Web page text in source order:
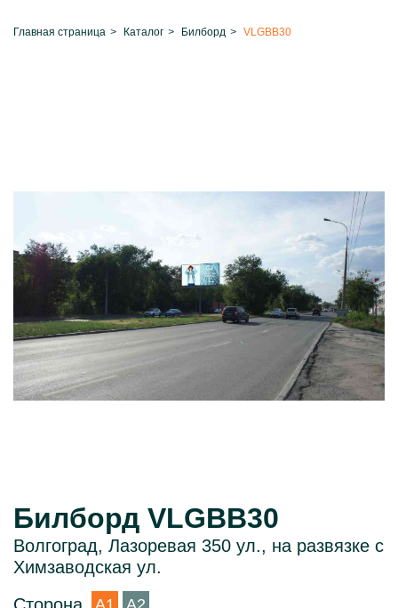
Главная страница > Каталог > Билборд > VLGBB30
Билборд VLGBB30
Волгоград, Лазоревая 350 ул., на развязке с
Химзаводская ул.
A1 A2